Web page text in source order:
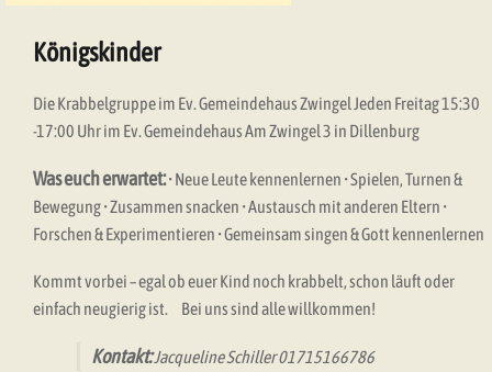
Königskinder
Die Krabbelgruppe im Ev. Gemeindehaus Zwingel Jeden Freitag 15:30
-17:00 Uhr im Ev. Gemeindehaus Am Zwingel 3 in Dillenburg
Was euch erwartet:• Neue Leute kennenlernen • Spielen, Turnen &
Bewegung • Zusammen snacken • Austausch mit anderen Eltern •
Forschen & Experimentieren • Gemeinsam singen & Gott kennenlernen
Kommt vorbei – egal ob euer Kind noch krabbelt, schon läuft oder
einfach neugierig ist. Bei uns sind alle willkommen!
Kontakt:Jacqueline Schiller 01715166786